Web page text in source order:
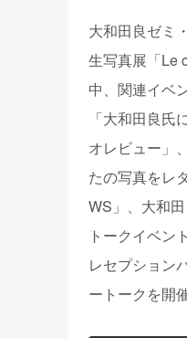
大和田良ゼミ
生写真展「Le
中、関連イベ
「大和田良氏
オレビュー」
たの写真をレ
WS」、大和
トークイベン
レセプション
ートークを開